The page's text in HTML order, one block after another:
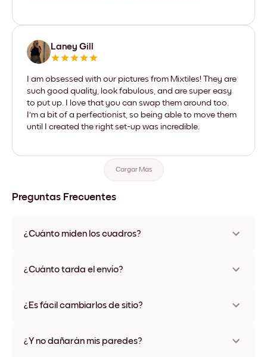
Laney Gill
I am obsessed with our pictures from Mixtiles! They are
such good quality, look fabulous, and are super easy
to put up. I love that you can swap them around too.
I'm a bit of a perfectionist, so being able to move them
until I created the right set-up was incredible.
Cargar Más
Preguntas Frecuentes
¿Cuánto miden los cuadros?
varios materiales y colores de marco, incluidas opciones sin
¿Cuánto tarda el envío?
disponibles en algunos países. Te enviaremos un número de
¿Es fácil cambiarlos de sitio?
ningún daño
¿Y no dañarán mis paredes?